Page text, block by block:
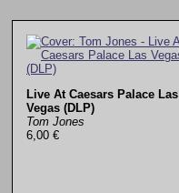
Live At Caesars Palace Las
Vegas (DLP)
Tom Jones
6,00 €